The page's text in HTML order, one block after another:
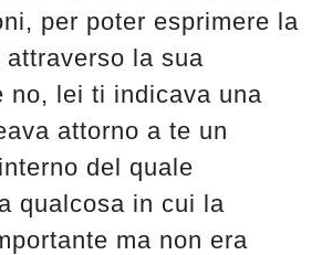
per poter esprimere la
la sua
no, lei ti indicava una
attorno a te un
del quale
qualcosa in cui la
ma non era